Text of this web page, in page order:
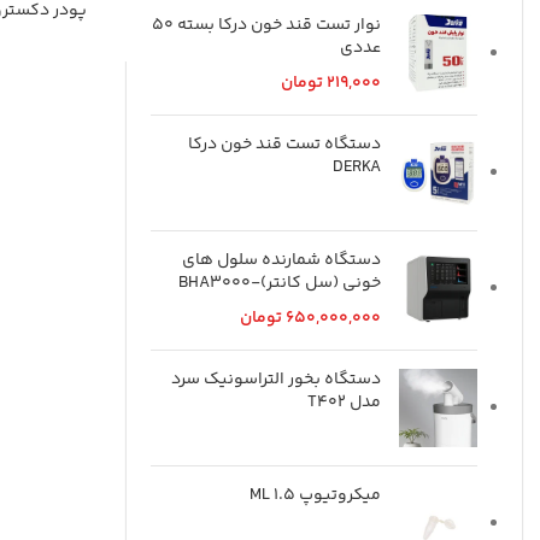
نوار تست قند خون درکا بسته 50
عددی
219,000تومان
دستگاه تست قند خون درکا
DERKA
دستگاه شمارنده سلول های
خونی (سل کانتر)-BHA3000
650,000,000تومان
دستگاه بخور التراسونیک سرد
مدل T402
میکروتیوپ ML 1.5
پودر دکستروز 55